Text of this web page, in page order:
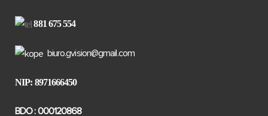
881 675 554
biuro.gvision@gmail.com
NIP: 8971666450
BDO : 000120868